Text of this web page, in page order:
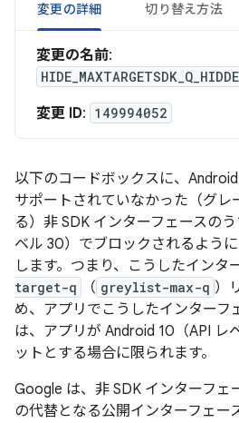
変更の詳細 切り替え方法
変更の名前:
変更 ID: 149994052
以下のコードボックスに、
サポートされていなかった（グレ
る）非 SDK インターフェースの
ベル 30）でブロックされるよう
します。つまり、こうしたインタ
target-q
（ greylist-max-q ）
め、アプリでこうしたインターフ
は、アプリが Android 10（API レ
ットとする場合に限られます。
Google は、非 SDK インターフェ
の代替となる公開インターフェー